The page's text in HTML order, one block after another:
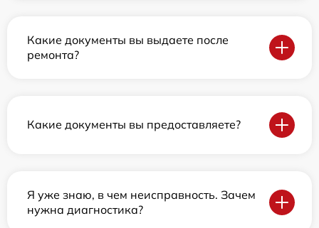
Какие документы вы выдаете после
ремонта?
Какие документы вы предоставляете?
Я уже знаю, в чем неисправность. Зачем
нужна диагностика?